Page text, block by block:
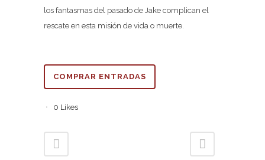
los fantasmas del pasado de Jake complican el
rescate en esta misión de vida o muerte.
COMPRAR ENTRADAS
0 Likes